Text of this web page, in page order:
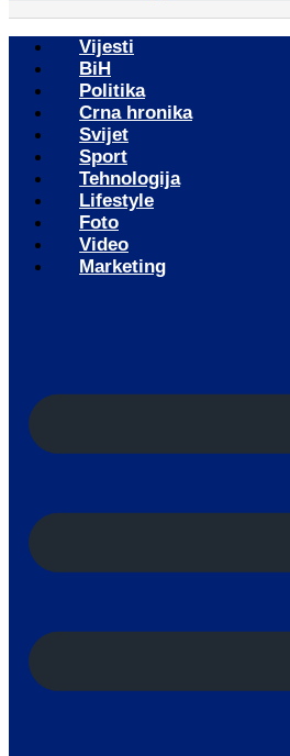
Vijesti
BiH
Politika
Crna hronika
Svijet
Sport
Tehnologija
Lifestyle
Foto
Video
Marketing